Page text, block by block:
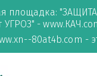
площадка:
УГРОЗ" -
80at4b.com -